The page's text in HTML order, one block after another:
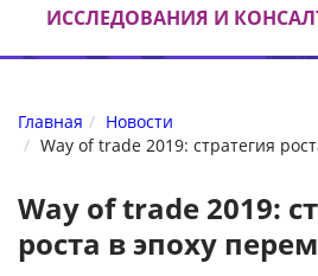
ИССЛЕДОВАНИЯ И
Главная
Новости
Way of trade 2019: стратегия
Way of trade 2019:
роста в эпоху